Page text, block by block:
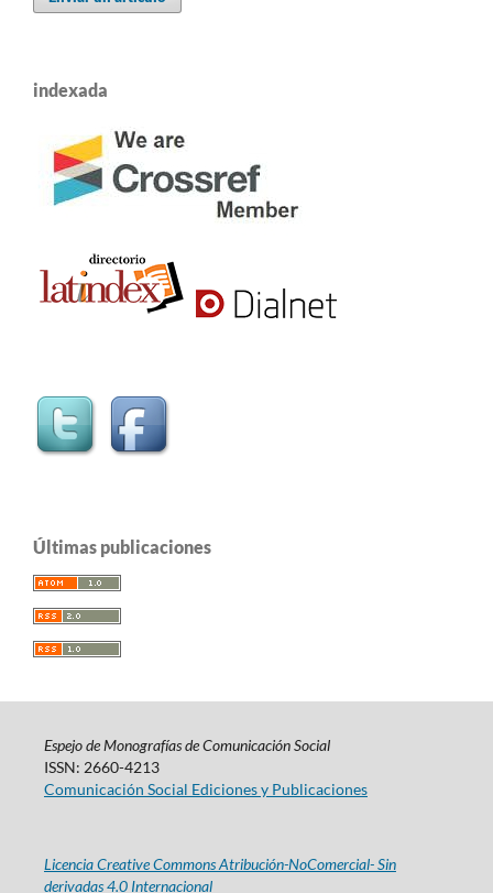
indexada
Últimas publicaciones
Espejo de Monografías de Comunicación Social
ISSN: 2660-4213
Comunicación Social Ediciones y Publicaciones
Licencia Creative Commons Atribución-NoComercial- Sin
derivadas 4.0 Internacional